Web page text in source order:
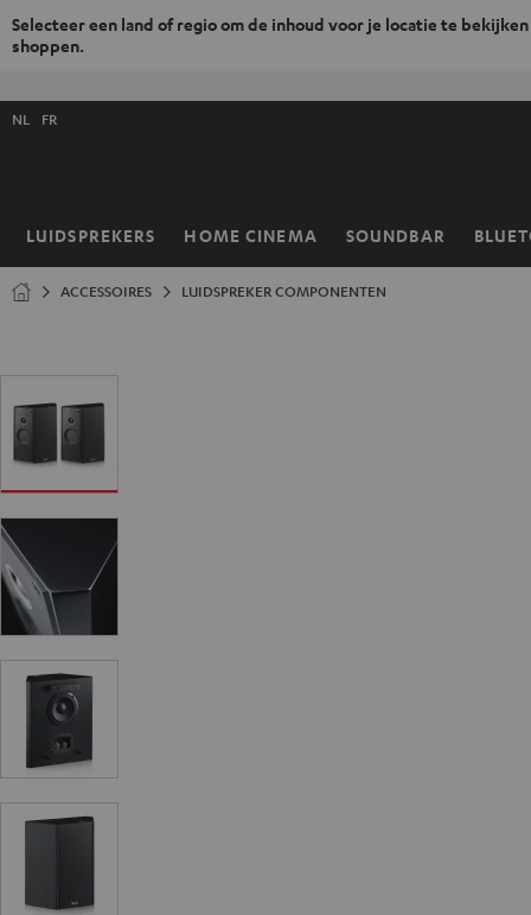
Selecteer een land of regio om de inhoud voor je locatie te
shoppen.
LUIDSPREKERS HOME CINEMA SOUNDBAR
Selecteer
NL FR
Home
ACCESSOIRES LUIDSPREKER COMPONENTEN